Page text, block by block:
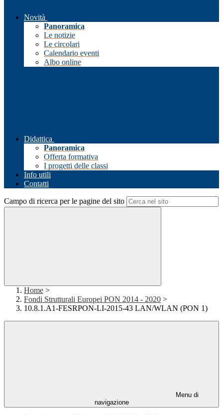
Novità
Panoramica
Le notizie
Le circolari
Calendario eventi
Albo online
Didattica
Panoramica
Offerta formativa
I progetti delle classi
Info utili
Contatti
Campo di ricerca per le pagine del sito
Home >
Fondi Strutturali Europei PON 2014 - 2020 >
10.8.1.A1-FESRPON-LI-2015-43 LAN/WLAN (PON 1)
Menu di
navigazione